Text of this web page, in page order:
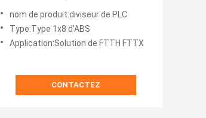
de Gpon 1x8 de diviseur de PLC la
basse
nom de produit:diviseur de PLC
Type:Type 1x8 d'ABS
Application:Solution de FTTH FTTX
CONTACTEZ